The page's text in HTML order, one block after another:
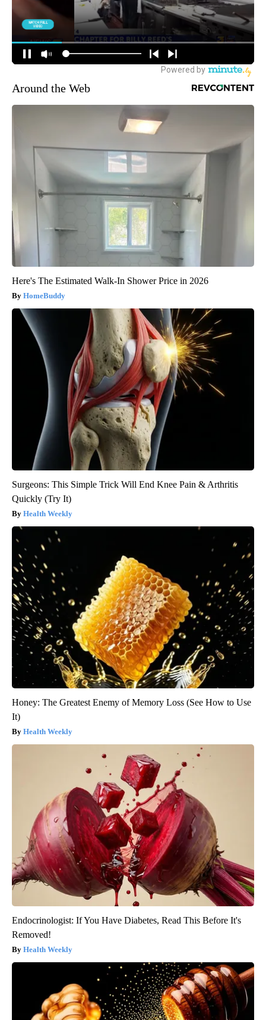
Around the Web
Here's The Estimated Walk-In Shower Price in 2026
HomeBuddy
Surgeons: This Simple Trick Will End Knee Pain & Arthritis
Quickly (Try It)
Health Weekly
Honey: The Greatest Enemy of Memory Loss (See How to Use
It)
Health Weekly
Endocrinologist: If You Have Diabetes, Read This Before It's
Removed!
Health Weekly